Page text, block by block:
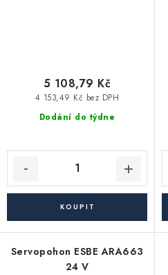
Dodání do týdne
4 153,49 Kč bez DPH
5 108,79 Kč
Servopohon ESBE ARA663
24 V